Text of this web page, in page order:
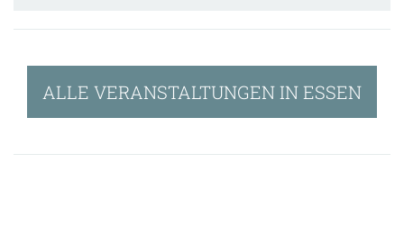
ALLE VERANSTALTUNGEN IN ESSEN